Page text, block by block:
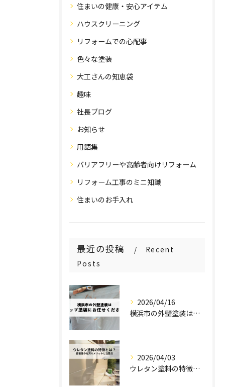
住まいの健康・安心アイテム
ハウスクリーニング
リフォームでの心配事
色々な塗装
大工さんの知恵袋
趣味
社長ブログ
お知らせ
用語集
バリアフリーや高齢者向けリフォーム
リフォーム工事のミニ知識
住まいのお手入れ
最近の投稿
Recent
Posts
2026/04/16
横浜市の外壁塗装はステップ塗装にお任せください！
2026/04/03
ウレタン塗料の特徴とは？密着性や光沢のメリットと注意点を解説！